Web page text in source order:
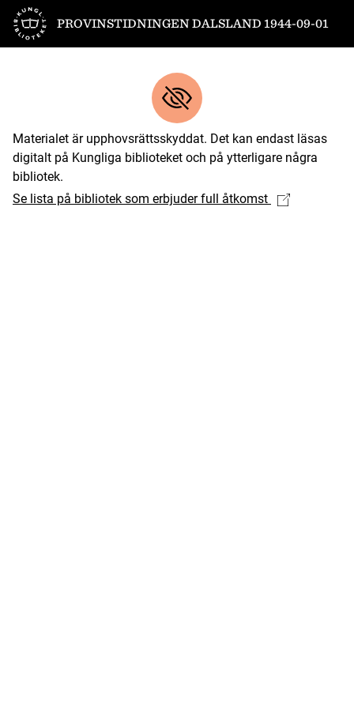
Till startsidan
PROVINSTIDNINGEN DALSLAND 1944-09-01
Materialet är upphovsrättsskyddat. Det kan endast läsas
digitalt på Kungliga biblioteket och på ytterligare några
bibliotek.
Se lista på bibliotek som erbjuder full åtkomst